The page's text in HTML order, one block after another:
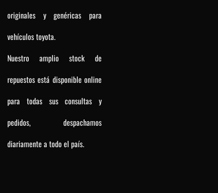
originales y genéricas para
vehículos toyota.
Nuestro amplio stock de
repuestos está disponible online
para todas sus consultas y
pedidos, despachamos
diariamente a todo el país.